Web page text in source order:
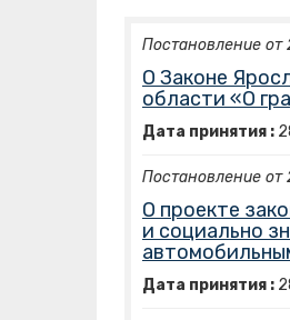
Постановление
О Законе
области «О
Дата принятия :
Постановление
О проекте
и социально
Дата принятия :